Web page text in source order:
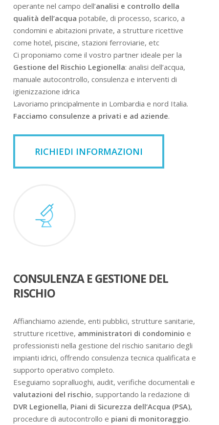
operante nel campo dell’analisi e controllo della
qualità dell’acqua potabile, di processo, scarico, a
condomini e abitazioni private, a strutture ricettive
come hotel, piscine, stazioni ferroviarie, etc
Ci proponiamo come il vostro partner ideale per la
Gestione del Rischio Legionella: analisi dell’acqua,
manuale autocontrollo, consulenza e interventi di
igienizzazione idrica
Lavoriamo principalmente in Lombardia e nord Italia.
Facciamo consulenze a privati e ad aziende.
RICHIEDI INFORMAZIONI
CONSULENZA E GESTIONE DEL
RISCHIO
Affianchiamo aziende, enti pubblici, strutture sanitarie,
strutture ricettive, amministratori di condominio e
professionisti nella gestione del rischio sanitario degli
impianti idrici, offrendo consulenza tecnica qualificata e
supporto operativo completo.
Eseguiamo sopralluoghi, audit, verifiche documentali e
valutazioni del rischio, supportando la redazione di
DVR Legionella, Piani di Sicurezza dell’Acqua (PSA),
procedure di autocontrollo e piani di monitoraggio.